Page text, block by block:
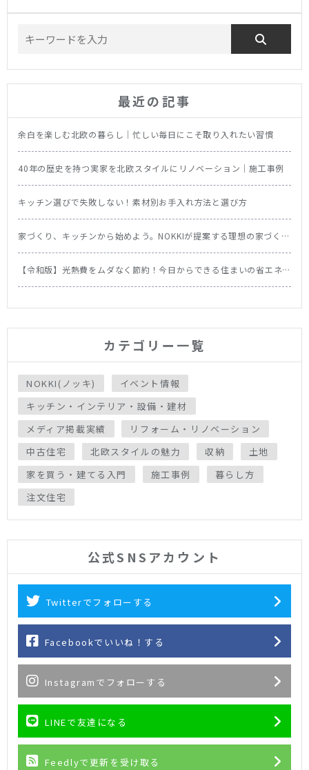
最近の記事
余白を楽しむ北欧の暮らし｜忙しい毎日にこそ取り入れたい習慣
40年の歴史を持つ実家を北欧スタイルにリノベーション｜施工事例
キッチン選びで失敗しない！素材別お手入れ方法と選び方
家づくり、キッチンから始めよう。NOKKIが提案する理想の家づくり
【令和版】光熱費をムダなく節約！今日からできる住まいの省エネ
カテゴリー一覧
NOKKI(ノッキ)
イベント情報
キッチン・インテリア・設備・建材
メディア掲載実績
リフォーム・リノベーション
中古住宅
北欧スタイルの魅力 収納
土地
家を買う・建てる入門
施工事例
暮らし方
注文住宅
公式SNSアカウント
Twitterでフォローする
Facebookでいいね！する
Instagramでフォローする
LINEで友達になる
Feedlyで更新を受け取る